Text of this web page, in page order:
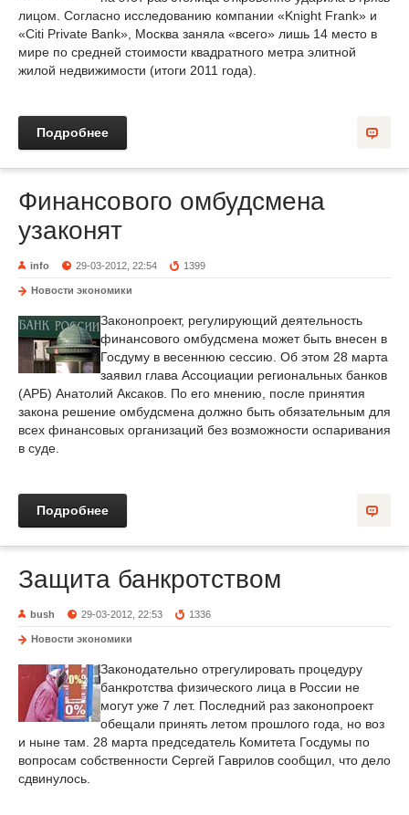
лицом. Согласно исследованию компании «Knight Frank» и
«Citi Private Bank», Москва заняла «всего» лишь 14 место в
мире по средней стоимости квадратного метра элитной
жилой недвижимости (итоги 2011 года).
Подробнее
Финансового омбудсмена
узаконят
info 29-03-2012, 22:54 1399
Новости экономики
Законопроект, регулирующий деятельность
финансового омбудсмена может быть внесен в
Госдуму в весеннюю сессию. Об этом 28 марта
заявил глава Ассоциации региональных банков
(АРБ) Анатолий Аксаков. По его мнению, после принятия
закона решение омбудсмена должно быть обязательным для
всех финансовых организаций без возможности оспаривания
в суде.
Подробнее
Защита банкротством
bush 29-03-2012, 22:53 1336
Новости экономики
Законодательно отрегулировать процедуру
банкротства физического лица в России не
могут уже 7 лет. Последний раз законопроект
обещали принять летом прошлого года, но воз
и ныне там. 28 марта председатель Комитета Госдумы по
вопросам собственности Сергей Гаврилов сообщил, что дело
сдвинулось.